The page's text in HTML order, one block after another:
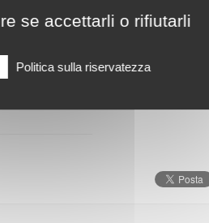
se accettarli o rifiutarli
Politica sulla riservatezza